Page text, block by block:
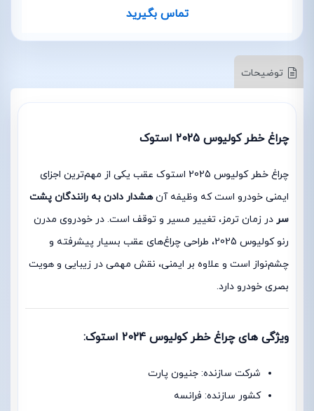
تماس بگیرید
توضیحات
چراغ خطر کولیوس 2025 استوک
چراغ خطر کولیوس 2025 استوک عقب یکی از مهم‌ترین اجزای
ایمنی خودرو است که وظیفه آنهشدار دادن به رانندگان پشت
سر در زمان ترمز، تغییر مسیر و توقف است. در خودروی مدرن
رنو کولیوس 2025، طراحی چراغ‌های عقب بسیار پیشرفته و
چشم‌نواز است و علاوه بر ایمنی، نقش مهمی در زیبایی و هویت
بصری خودرو دارد.
ویژگی های چراغ خطر کولیوس 2024 استوک:
شرکت سازنده: جنیون پارت
کشور سازنده: فرانسه